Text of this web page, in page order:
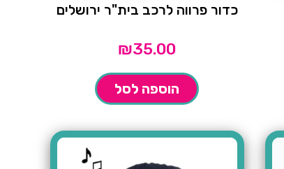
כדור פרווה לרכב בית"ר ירושלים
₪35.00
הוספה לסל